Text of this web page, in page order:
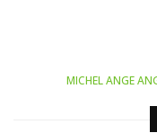
MICHEL ANGE